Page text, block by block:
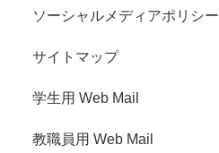
ソーシャルメディアポリシー
サイトマップ
学生用 Web Mail
教職員用 Web Mail